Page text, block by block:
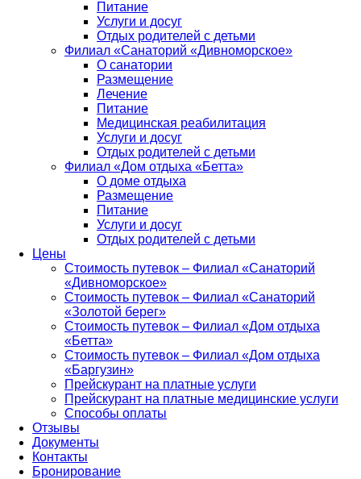
Питание
Услуги и досуг
Отдых родителей с детьми
Филиал «Санаторий «Дивноморское»
О санатории
Размещение
Лечение
Питание
Медицинская реабилитация
Услуги и досуг
Отдых родителей с детьми
Филиал «Дом отдыха «Бетта»
О доме отдыха
Размещение
Питание
Услуги и досуг
Отдых родителей с детьми
Цены
Стоимость путевок – Филиал «Санаторий
«Дивноморское»
Стоимость путевок – Филиал «Санаторий
«Золотой берег»
Стоимость путевок – Филиал «Дом отдыха
«Бетта»
Стоимость путевок – Филиал «Дом отдыха
«Баргузин»
Прейскурант на платные услуги
Прейскурант на платные медицинские услуги
Способы оплаты
Отзывы
Документы
Контакты
Бронирование